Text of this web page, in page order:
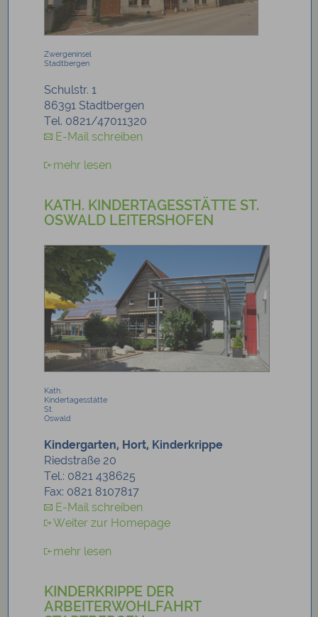
Zwergeninsel
Stadtbergen
Schulstr. 1
86391 Stadtbergen
Tel. 0821/47011320
E-Mail schreiben
mehr lesen
KATH. KINDERTAGESSTÄTTE ST.
OSWALD LEITERSHOFEN
Kath.
Kindertagesstätte
St.
Oswald
Kindergarten, Hort, Kinderkrippe
Riedstraße 20
Tel.: 0821 438625
Fax: 0821 8107817
E-Mail schreiben
Weiter zur Homepage
mehr lesen
KINDERKRIPPE DER
ARBEITERWOHLFAHRT